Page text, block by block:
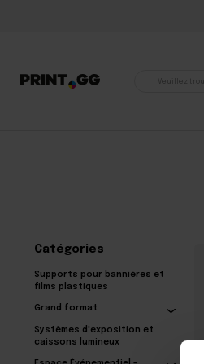
Catégories
Supports pour bannières et
films plastiques
Grand format
Systèmes d'exposition et
caissons lumineux